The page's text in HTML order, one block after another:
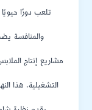
تلعب دورًا
والمنافسة
مشاريع إنتاج
التشغيلية. هذا